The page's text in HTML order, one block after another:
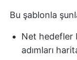
Bu şablonla
Net hedefler
adımları